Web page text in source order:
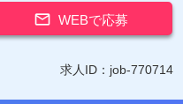
 WEBで応募
求人ID：job-770714